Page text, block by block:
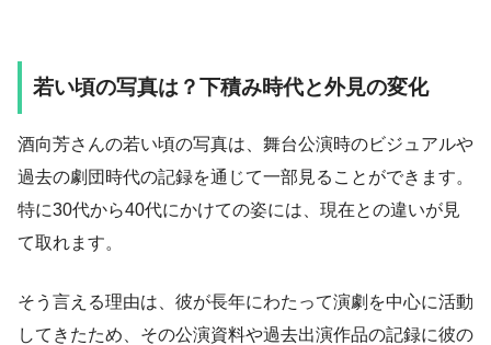
若い頃の写真は？下積み時代と外見の変化
酒向芳さんの若い頃の写真は、舞台公演時のビジュアルや
過去の劇団時代の記録を通じて一部見ることができます。
特に30代から40代にかけての姿には、現在との違いが見
て取れます。
そう言える理由は、彼が長年にわたって演劇を中心に活動
してきたため、その公演資料や過去出演作品の記録に彼の